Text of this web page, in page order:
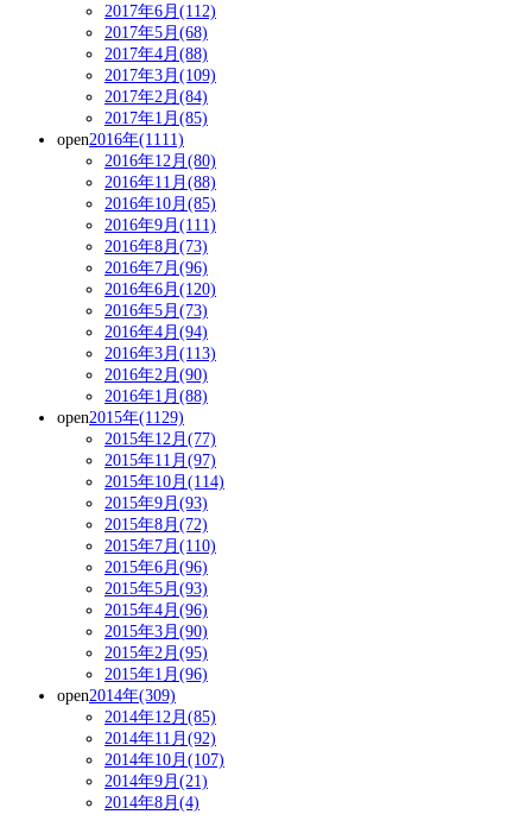
2017年6月(112)
2017年5月(68)
2017年4月(88)
2017年3月(109)
2017年2月(84)
2017年1月(85)
open2016年(1111)
2016年12月(80)
2016年11月(88)
2016年10月(85)
2016年9月(111)
2016年8月(73)
2016年7月(96)
2016年6月(120)
2016年5月(73)
2016年4月(94)
2016年3月(113)
2016年2月(90)
2016年1月(88)
open2015年(1129)
2015年12月(77)
2015年11月(97)
2015年10月(114)
2015年9月(93)
2015年8月(72)
2015年7月(110)
2015年6月(96)
2015年5月(93)
2015年4月(96)
2015年3月(90)
2015年2月(95)
2015年1月(96)
open2014年(309)
2014年12月(85)
2014年11月(92)
2014年10月(107)
2014年9月(21)
2014年8月(4)